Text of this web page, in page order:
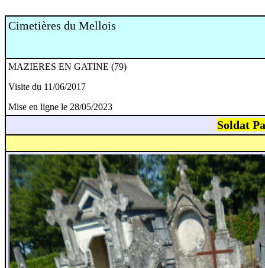
Cimetières du Mellois
MAZIERES EN GATINE (79)
Visite du 11/06/2017
Mise en ligne le 28/05/2023
Soldat